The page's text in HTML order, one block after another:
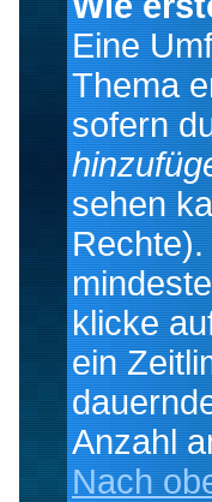
Eine
Thema
sofern
sehen
klicke
ein
Anzahl
Nach